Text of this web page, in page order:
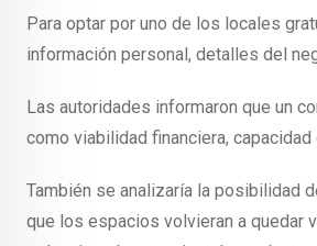
Para optar por uno de los locales
información personal, detalles del
Las autoridades informaron que un
como viabilidad financiera,
También se analizaría la posibilidad
que los espacios volvieran a quedar